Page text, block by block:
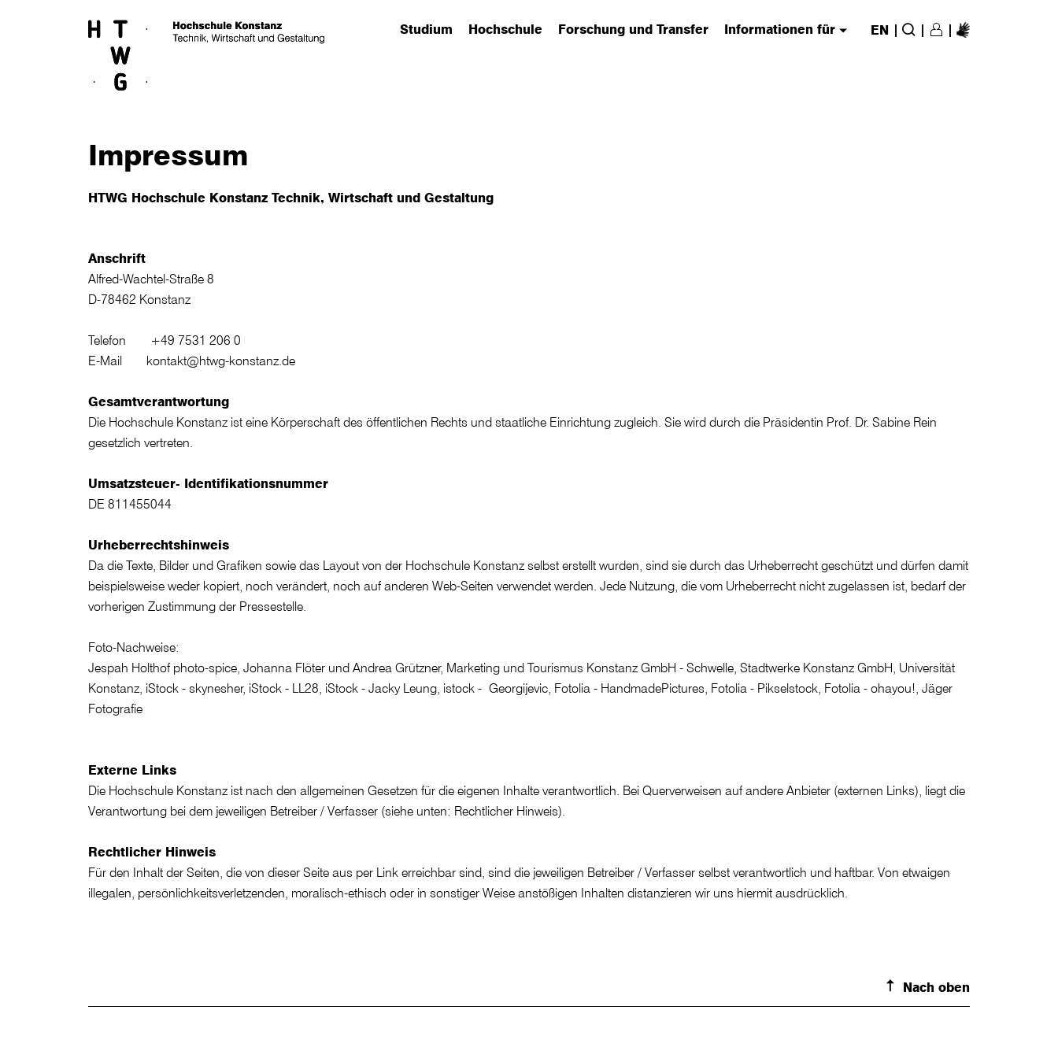
Studium
(has submenu)Hochschule
(has submenu)Forschung und Transfer
(has submenu) Informationen für
(has submenu) EN | Suche
| Login/Register
|
Impressum
HTWG Hochschule Konstanz Technik, Wirtschaft und Gestaltung
Anschrift
Alfred-Wachtel-Straße 8
D-78462 Konstanz
Telefon +49 7531 206 0
E-Mail kontakt@htwg-konstanz.de
Gesamtverantwortung
Die Hochschule Konstanz ist eine Körperschaft des öffentlichen Rechts und staatliche Einrichtung zugleich. Sie wird durch die Präsidentin Prof. Dr. Sabine Rein
gesetzlich vertreten.
Umsatzsteuer- Identifikationsnummer
DE 811455044
Urheberrechtshinweis
Da die Texte, Bilder und Grafiken sowie das Layout von der Hochschule Konstanz selbst erstellt wurden, sind sie durch das Urheberrecht geschützt und dürfen damit
beispielsweise weder kopiert, noch verändert, noch auf anderen Web-Seiten verwendet werden. Jede Nutzung, die vom Urheberrecht nicht zugelassen ist, bedarf der
vorherigen Zustimmung der Pressestelle.
Foto-Nachweise:
Jespah Holthof photo-spice, Johanna Flöter und Andrea Grützner, Marketing und Tourismus Konstanz GmbH - Schwelle, Stadtwerke Konstanz GmbH, Universität
Konstanz, iStock - skynesher, iStock - LL28, iStock - Jacky Leung, istock - Georgijevic, Fotolia - HandmadePictures, Fotolia - Pikselstock, Fotolia - ohayou!, Jäger
Fotografie
Externe Links
Die Hochschule Konstanz ist nach den allgemeinen Gesetzen für die eigenen Inhalte verantwortlich. Bei Querverweisen auf andere Anbieter (externen Links), liegt die
Verantwortung bei dem jeweiligen Betreiber / Verfasser (siehe unten: Rechtlicher Hinweis).
Rechtlicher Hinweis
Für den Inhalt der Seiten, die von dieser Seite aus per Link erreichbar sind, sind die jeweiligen Betreiber / Verfasser selbst verantwortlich und haftbar. Von etwaigen
illegalen, persönlichkeitsverletzenden, moralisch-ethisch oder in sonstiger Weise anstößigen Inhalten distanzieren wir uns hiermit ausdrücklich.
Nach oben